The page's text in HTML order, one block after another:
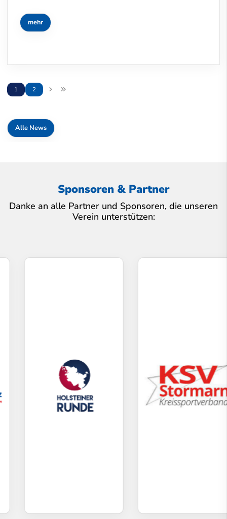
mehr
1 2
Alle News
Sponsoren & Partner
Danke an alle Partner und Sponsoren, die unseren
Verein unterstützen: